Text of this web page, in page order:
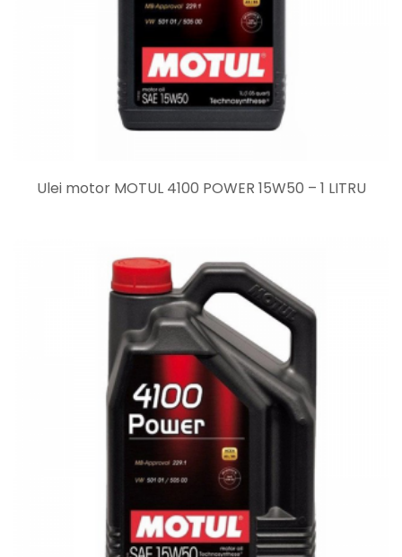
Ulei motor MOTUL 4100 POWER 15W50 – 1 LITRU